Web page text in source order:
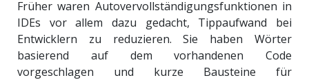
Früher waren Autovervollständigungsfunktionen in
IDEs vor allem dazu gedacht, Tippaufwand bei
Entwicklern zu reduzieren. Sie haben Wörter
basierend auf dem vorhandenen Code
vorgeschlagen und kurze Bausteine für